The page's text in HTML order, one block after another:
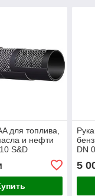
для топлива,
и нефти
S&D
DN
5